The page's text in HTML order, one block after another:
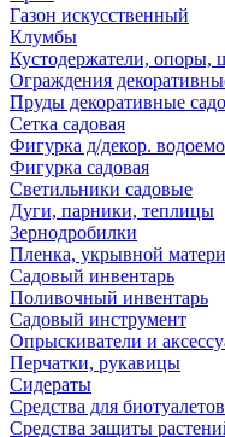
Газон искусственный
Клумбы
Кустодержатели, опоры,
Ограждения
Пруды декоративные
Сетка садовая
Фигурка д/декор.
Фигурка садовая
Светильники садовые
Дуги, парники, теплицы
Зернодробилки
Пленка, укрывной
Садовый инвентарь
Поливочный инвентарь
Садовый инструмент
Опрыскиватели и
Перчатки, рукавицы
Сидераты
Средства для
Средства защиты